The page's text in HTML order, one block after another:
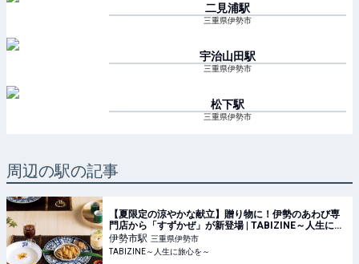
二見浦駅
三重県伊勢市
宇治山田駅
三重県伊勢市
松下駅
三重県伊勢市
周辺の駅の記事
【夏限定の涼やかな献立】贈り物に！伊勢のあわび専
門店から「すずかぜ」が新登場 | TABIZINE～人生に旅
心を～
伊勢市駅 三重県伊勢市
TABIZINE～人生に旅心を～